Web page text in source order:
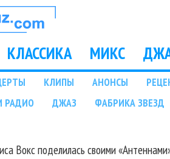
КЛАССИКА МИКС
КЛИПЫ АНОНСЫ
РАДИО ДЖАЗ ФАБРИКА ЗВЕЗД
Вокс поделилась своими